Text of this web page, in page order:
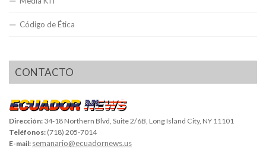
Código de Ética
CONTACTO
Dirección: 34-18 Northern Blvd, Suite 2/6B, Long Island City, NY 11101
Teléfonos: (718) 205-7014
E-mail: semanario@ecuadornews.us